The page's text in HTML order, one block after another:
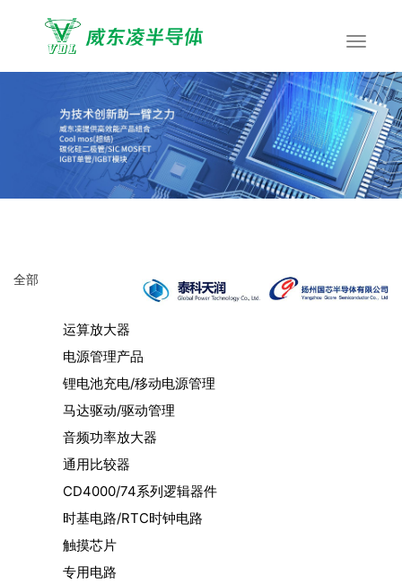
全部
运算放大器
电源管理产品
锂电池充电/移动电源管理
马达驱动/驱动管理
音频功率放大器
通用比较器
CD4000/74系列逻辑器件
时基电路/RTC时钟电路
触摸芯片
专用电路